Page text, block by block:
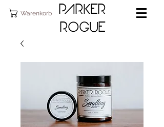
PARKER
ROGUE
Warenkorb